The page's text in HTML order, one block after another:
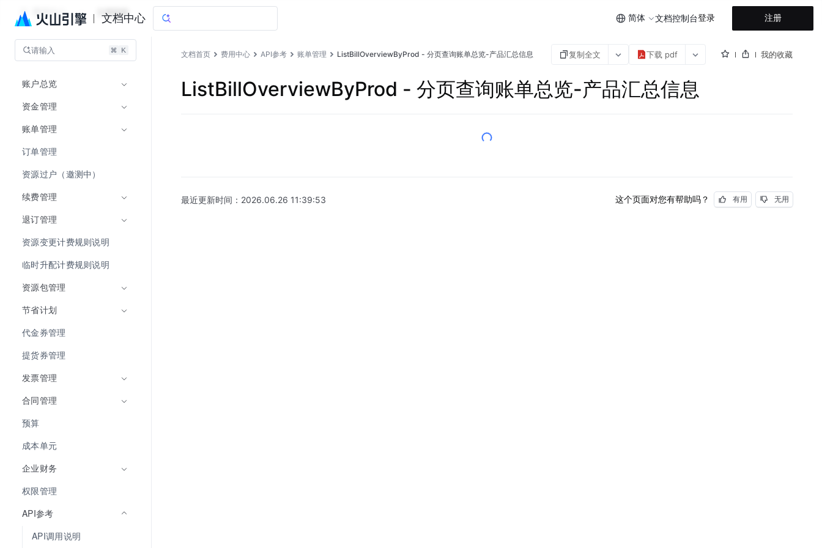
文档中心 简体 文档控制台登录 注册
费用中心 文档指南
请输入
账户总览
资金管理
账单管理
订单管理
资源过户（邀测中）
续费管理
退订管理
资源变更计费规则说明
临时升配计费规则说明
资源包管理
节省计划
代金券管理
提货券管理
发票管理
合同管理
预算
成本单元
企业财务
权限管理
API参考
API调用说明
文档首页 费用中心 API参考 账单管理 ListBillOverviewByProd - 分页查询账单总览-产品汇总信息 复制全文 下载 pdf 我的收藏
ListBillOverviewByProd - 分页查询账单总览-产品汇总信息
最近更新时间： 2026.06.26 11:39:53 这个页面对您有帮助吗？ 有用 无用